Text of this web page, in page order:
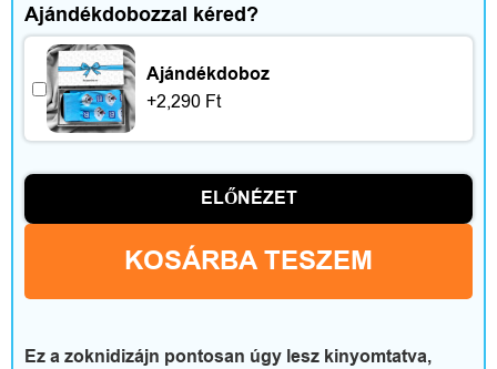
O
t
t
h
o
s
Ajándékdobozzal kéred?
Ajándékdoboz
+2,290 Ft
ELŐNÉZET
KOSÁRBA TESZEM
Ez a zoknidizájn pontosan úgy lesz kinyomtatva,